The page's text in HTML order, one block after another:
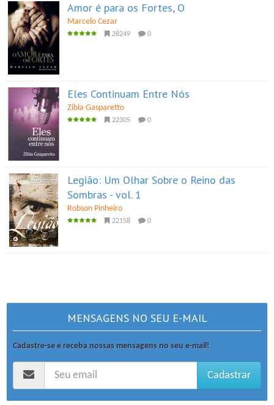
Amor é para os Fortes, O
Marcelo Cezar
28249 0
Eles Continuam Entre Nós
Zibia Gasparetto
22305 0
Legião: Um Olhar Sobre o Reino das
Sombras - vol. 1
Robson Pinheiro
22158 0
MENSAGENS NO SEU E-MAIL
Cadastre-se e receba nossas mensagens no seu e-mail!
Cadastrar